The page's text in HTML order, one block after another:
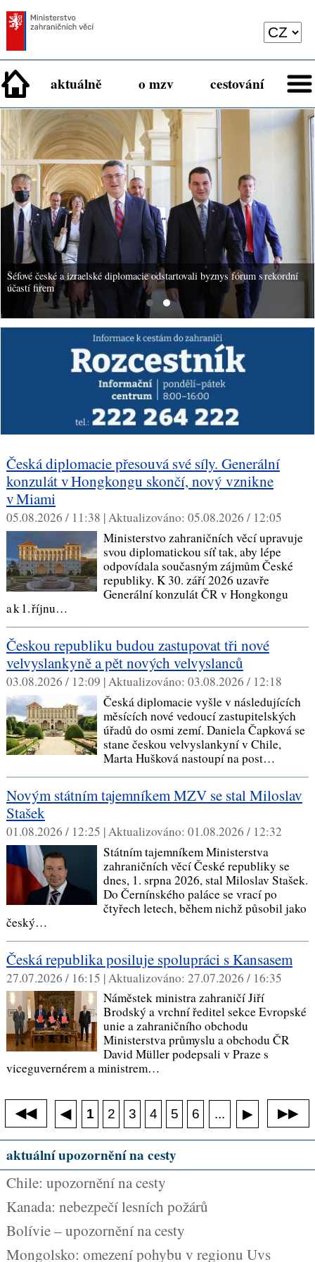
aktuálně o mzv cestování
Šéfové české a izraelské diplomacie odstartovali byznys fórum s rekordní
účastí firem
Česká diplomacie přesouvá své síly. Generální
konzulát v Hongkongu skončí, nový vznikne
v Miami
05.08.2026 / 11:38 |Aktualizováno: 05.08.2026 / 12:05
Ministerstvo zahraničních věcí upravuje
svou diplomatickou síť tak, aby lépe
odpovídala současným zájmům České
republiky. K 30. září 2026 uzavře
Generální konzulát ČR v Hongkongu
a k 1. říjnu…
Českou republiku budou zastupovat tři nové
velvyslankyně a pět nových velvyslanců
03.08.2026 / 12:09 |Aktualizováno: 03.08.2026 / 12:18
Česká diplomacie vyšle v následujících
měsících nové vedoucí zastupitelských
úřadů do osmi zemí. Daniela Čapková se
stane českou velvyslankyní v Chile,
Marta Hušková nastoupí na post…
Novým státním tajemníkem MZV se stal Miloslav
Stašek
01.08.2026 / 12:25 |Aktualizováno: 01.08.2026 / 12:32
Státním tajemníkem Ministerstva
zahraničních věcí České republiky se
dnes, 1. srpna 2026, stal Miloslav Stašek.
Do Černínského paláce se vrací po
čtyřech letech, během nichž působil jako
český…
Česká republika posiluje spolupráci s Kansasem
27.07.2026 / 16:15 |Aktualizováno: 27.07.2026 / 16:35
Náměstek ministra zahraničí Jiří
Brodský a vrchní ředitel sekce Evropské
unie a zahraničního obchodu
Ministerstva průmyslu a obchodu ČR
David Müller podepsali v Praze s
viceguvernérem a ministrem…
◀◀ ◀ 1 2 3 4 5 6 ... ▶ ▶▶
aktuální upozornění na cesty
Chile: upozornění na cesty
Kanada: nebezpečí lesních požárů
Bolívie – upozornění na cesty
Mongolsko: omezení pohybu v regionu Uvs